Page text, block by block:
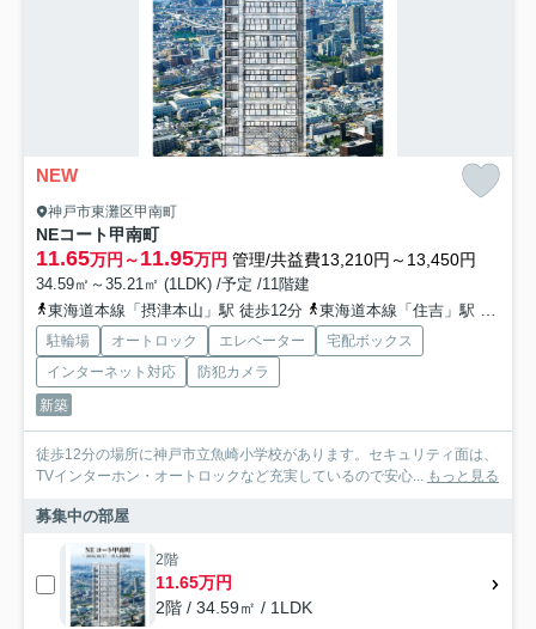
NEW
神戸市東灘区甲南町
NEコート甲南町
11.65万円～11.95万円 管理/共益費13,210円～13,450円
34.59㎡～35.21㎡ (1LDK) /予定 /11階建
東海道本線「摂津本山」駅 徒歩12分
東海道本線「住吉」駅 徒歩13分
駐輪場 オートロック エレベーター
宅配ボックス
インターネット対応
防犯カメラ
新築
徒歩12分の場所に神戸市立魚崎小学校があります。セキュリティ面は、
TVインターホン・オートロックなど充実しているので安心... もっと見る
募集中の部屋
2階
11.65万円
2階 / 34.59㎡ / 1LDK